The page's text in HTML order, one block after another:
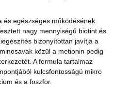
és egészséges működésének
nagy mennyiségű biotint és
bizonyítottan javítja a
közül a metionin pedig
A formula tartalmaz
kulcsfontosságú mikro
és a foszfor.